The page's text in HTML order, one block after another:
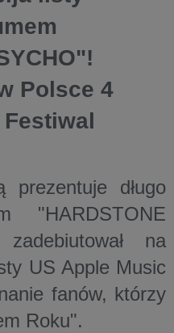
Polsce 4
długo
"HARDSTONE
na
US Apple Music
fanów, którzy
Roku".